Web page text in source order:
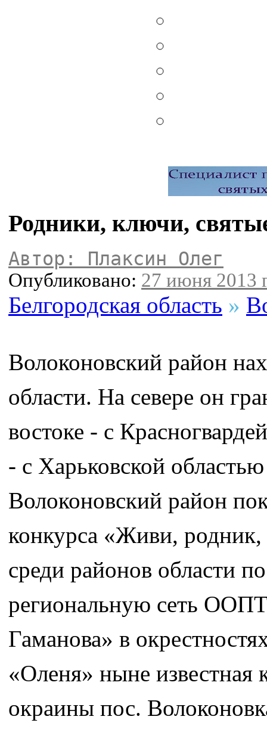
Родники, ключи,
Автор: Плаксин Олег
Опубликовано: 27 июня 2013
Белгородская область »
Волоконовский район
области. На севере он
востоке - с
- с Харьковской
Волоконовский район
конкурса «Живи,
среди районов области
региональную сеть
Гаманова» в
«Оленя» ныне известная
окраины пос.